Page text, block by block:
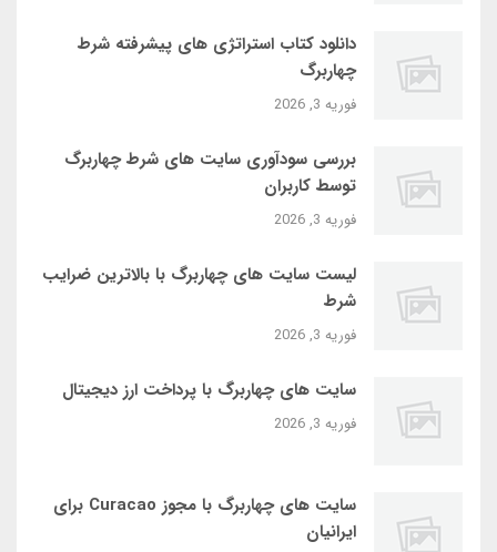
دانلود کتاب استراتژی‌ های پیشرفته شرط
چهاربرگ
فوریه 3, 2026
بررسی سودآوری سایت‌ های شرط چهاربرگ
توسط کاربران
فوریه 3, 2026
لیست سایت‌ های چهاربرگ با بالاترین ضرایب
شرط
فوریه 3, 2026
سایت‌ های چهاربرگ با پرداخت ارز دیجیتال
فوریه 3, 2026
سایت‌ های چهاربرگ با مجوز Curacao برای
ایرانیان